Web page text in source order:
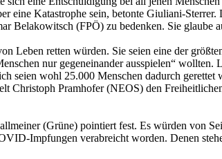
eine Katastrophe sein, betonte Giuliani-
Belakowitsch (FPÖ) zu bedenken. Sie glaube
retten würden. Sie seien eine der
nur gegeneinander ausspielen“
wohl 25.000 Menschen dadurch
Christoph Pramhofer (NEOS) den
(Grüne) pointiert fest. Es würden von
Impfungen verabreicht worden. Denen